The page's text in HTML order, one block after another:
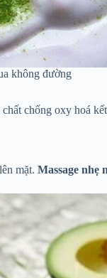
không đường
chống oxy hoá
lên mặt. Massage nhẹ